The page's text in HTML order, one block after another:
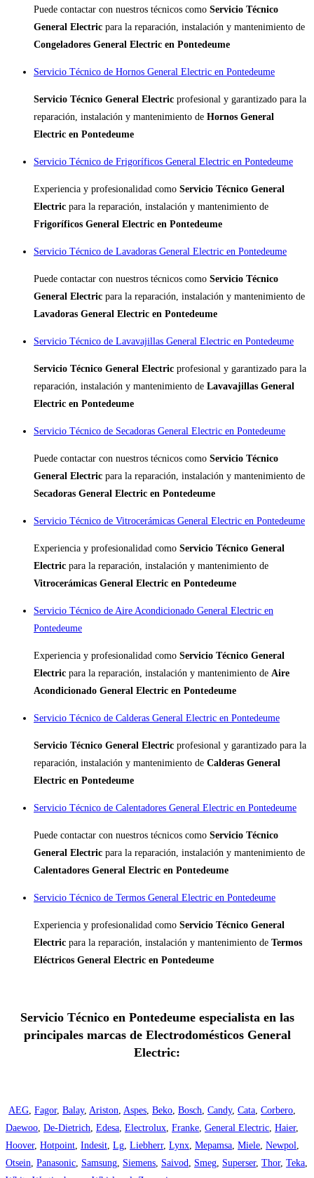
Puede contactar con nuestros técnicos como Servicio Técnico
General Electric para la reparación, instalación y mantenimiento de
Congeladores General Electric en Pontedeume
Servicio Técnico de Hornos General Electric en Pontedeume
Servicio Técnico General Electric profesional y garantizado para la
reparación, instalación y mantenimiento de Hornos General
Electric en Pontedeume
Servicio Técnico de Frigoríficos General Electric en Pontedeume
Experiencia y profesionalidad como Servicio Técnico General
Electric para la reparación, instalación y mantenimiento de
Frigoríficos General Electric en Pontedeume
Servicio Técnico de Lavadoras General Electric en Pontedeume
Puede contactar con nuestros técnicos como Servicio Técnico
General Electric para la reparación, instalación y mantenimiento de
Lavadoras General Electric en Pontedeume
Servicio Técnico de Lavavajillas General Electric en Pontedeume
Servicio Técnico General Electric profesional y garantizado para la
reparación, instalación y mantenimiento de Lavavajillas General
Electric en Pontedeume
Servicio Técnico de Secadoras General Electric en Pontedeume
Puede contactar con nuestros técnicos como Servicio Técnico
General Electric para la reparación, instalación y mantenimiento de
Secadoras General Electric en Pontedeume
Servicio Técnico de Vitrocerámicas General Electric en Pontedeume
Experiencia y profesionalidad como Servicio Técnico General
Electric para la reparación, instalación y mantenimiento de
Vitrocerámicas General Electric en Pontedeume
Servicio Técnico de Aire Acondicionado General Electric en
Pontedeume
Experiencia y profesionalidad como Servicio Técnico General
Electric para la reparación, instalación y mantenimiento de Aire
Acondicionado General Electric en Pontedeume
Servicio Técnico de Calderas General Electric en Pontedeume
Servicio Técnico General Electric profesional y garantizado para la
reparación, instalación y mantenimiento de Calderas General
Electric en Pontedeume
Servicio Técnico de Calentadores General Electric en Pontedeume
Puede contactar con nuestros técnicos como Servicio Técnico
General Electric para la reparación, instalación y mantenimiento de
Calentadores General Electric en Pontedeume
Servicio Técnico de Termos General Electric en Pontedeume
Experiencia y profesionalidad como Servicio Técnico General
Electric para la reparación, instalación y mantenimiento de Termos
Eléctricos General Electric en Pontedeume
Servicio Técnico en Pontedeume especialista en las
principales marcas de Electrodomésticos General
Electric:
AEG, Fagor, Balay, Ariston, Aspes, Beko, Bosch, Candy, Cata, Corbero,
Daewoo, De-Dietrich, Edesa, Electrolux, Franke, General Electric, Haier,
Hoover, Hotpoint, Indesit, Lg, Liebherr, Lynx, Mepamsa, Miele, Newpol,
Otsein, Panasonic, Samsung, Siemens, Saivod, Smeg, Superser, Thor, Teka,